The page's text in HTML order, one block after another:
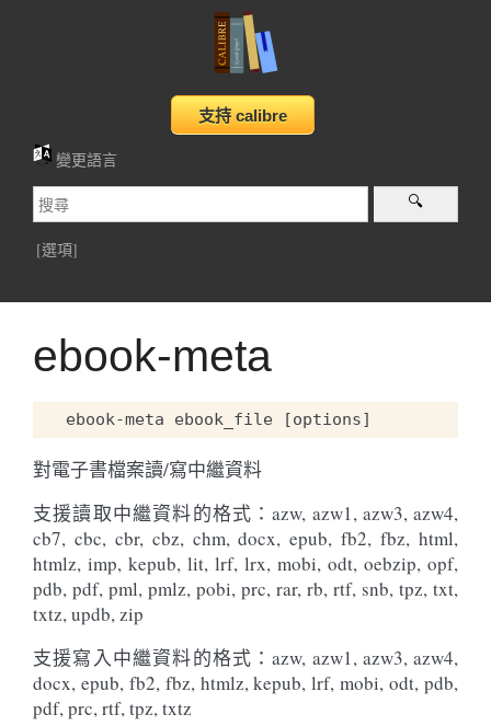
變更語言
[選項]
ebook-meta
對電子書檔案讀/寫中繼資料
支援讀取中繼資料的格式：azw, azw1, azw3, azw4,
cb7, cbc, cbr, cbz, chm, docx, epub, fb2, fbz, html,
htmlz, imp, kepub, lit, lrf, lrx, mobi, odt, oebzip, opf,
pdb, pdf, pml, pmlz, pobi, prc, rar, rb, rtf, snb, tpz, txt,
txtz, updb, zip
支援寫入中繼資料的格式：azw, azw1, azw3, azw4,
docx, epub, fb2, fbz, htmlz, kepub, lrf, mobi, odt, pdb,
pdf, prc, rtf, tpz, txtz